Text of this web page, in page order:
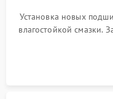
Установка новых
влагостойкой смазки.
или